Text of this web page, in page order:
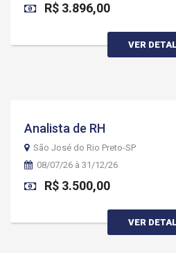
R$ 3.896,00
VER
Analista de RH
São José do Rio Preto-SP
08/07/26 à 31/12/26
R$ 3.500,00
VER